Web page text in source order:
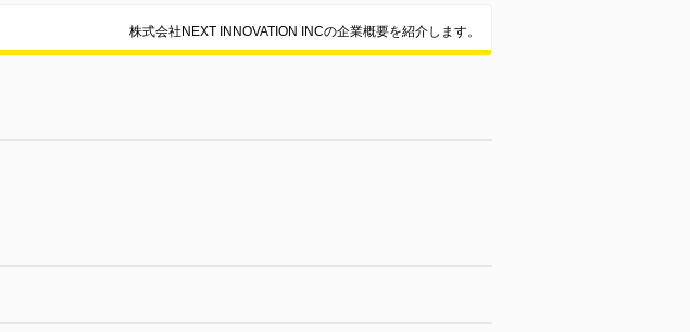
株式会社NEXT INNOVATION INCの企業概要を紹介します。